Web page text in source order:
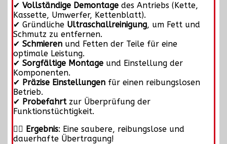
✔ Vollständige Demontage des Antriebs (Kette,
Kassette, Umwerfer, Kettenblatt).
✔ Gründliche Ultraschallreinigung, um Fett und
Schmutz zu entfernen.
✔ Schmieren und Fetten der Teile für eine
optimale Leistung.
✔ Sorgfältige Montage und Einstellung der
Komponenten.
✔ Präzise Einstellungen für einen reibungslosen
Betrieb.
✔ Probefahrtzur Überprüfung der
Funktionstüchtigkeit.
🚴‍♂ Ergebnis: Eine saubere, reibungslose und
dauerhafte Übertragung!